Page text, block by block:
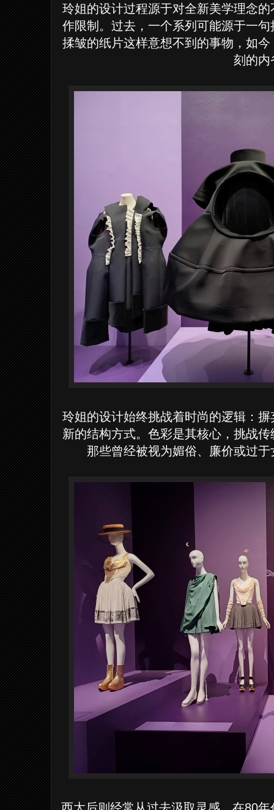
玲姐的设计过程源于对全新美学理念
作限制。过去，一个系列可能源于一
揉皱的纸片这样意想不到的事物，如
刻的内
玲姐的设计始终挑战着时尚的逻辑：
新的结构方式。色彩是其核心，挑战
那些曾经被视为媚俗、廉价或过